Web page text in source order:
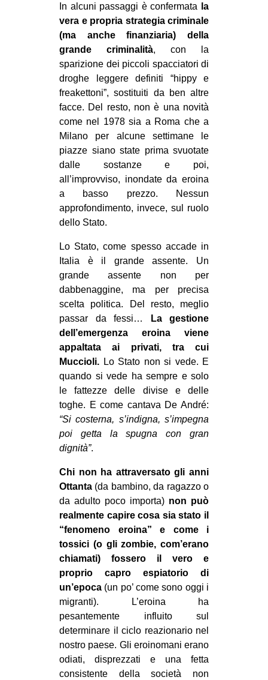
In alcuni passaggi è confermata
la
vera e propria strategia criminale
(ma anche finanziaria) della
grande criminalità, con la
sparizione dei piccoli spacciatori di
droghe leggere definiti “hippy e
freakettoni”, sostituiti da ben altre
facce. Del resto, non è una novità
come nel 1978 sia a Roma che a
Milano per alcune settimane le
piazze siano state prima svuotate
dalle sostanze e poi,
all’improvviso, inondate da eroina
a basso prezzo. Nessun
approfondimento, invece, sul ruolo
dello Stato.
Lo Stato, come spesso accade in
Italia è il grande assente. Un
grande assente non per
dabbenaggine, ma per precisa
scelta politica. Del resto, meglio
passar da fessi…
La gestione
dell’emergenza eroina viene
appaltata ai privati, tra cui
Muccioli. Lo Stato non si vede. E
quando si vede ha sempre e solo
le fattezze delle divise e delle
toghe. E come cantava De André:
“Si costerna, s’indigna, s’impegna
poi getta la spugna con gran
dignità”.
Chi non ha attraversato gli anni
Ottanta (da bambino, da ragazzo o
da adulto poco importa) non può
realmente capire cosa sia stato il
“fenomeno eroina” e come i
tossici (o gli zombie, com’erano
chiamati) fossero il vero e
proprio capro espiatorio di
un’epoca (un po’ come sono oggi i
migranti). L’eroina ha
pesantemente influito sul
determinare il ciclo reazionario nel
nostro paese. Gli eroinomani erano
odiati, disprezzati e una fetta
consistente della società non